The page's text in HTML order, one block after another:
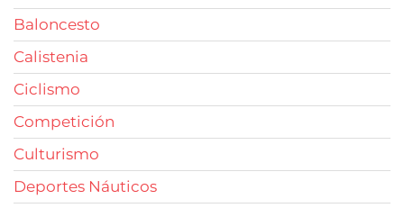
Baloncesto
Calistenia
Ciclismo
Competición
Culturismo
Deportes Náuticos